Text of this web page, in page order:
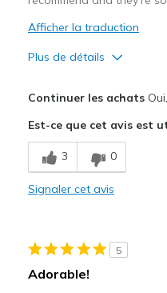
Afficher la traduction
Plus de détails
Breathe Well
Comfortable
Les meilleures utilisations
Continuer les achats
Est-ce que cet avis est
3 0
Signaler cet avis
5
Adorable!